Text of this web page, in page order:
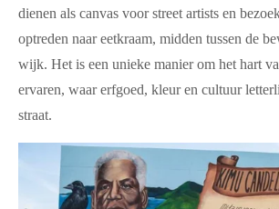
dienen als canvas voor street artists en
optreden naar eetkraam, midden tussen de
wijk. Het is een unieke manier om het hart
ervaren, waar erfgoed, kleur en cultuur
straat.